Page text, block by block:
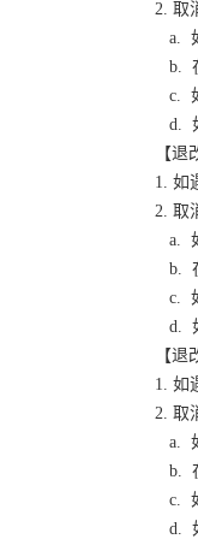
2. 取
a.
b.
c.
d.
【退
1. 如
2. 取
a.
b.
c.
d.
【退
1. 如
2. 取
a.
b.
c.
d.